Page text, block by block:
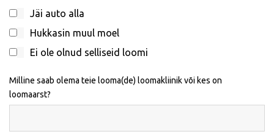
Jäi auto alla
Hukkasin muul moel
Ei ole olnud selliseid loomi
Milline saab olema teie looma(de) loomakliinik või kes on
loomaarst?